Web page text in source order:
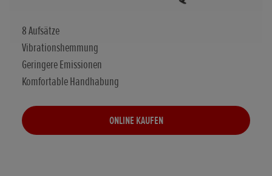
8 Aufsätze
Vibrationshemmung
Geringere Emissionen
Komfortable Handhabung
ONLINE KAUFEN